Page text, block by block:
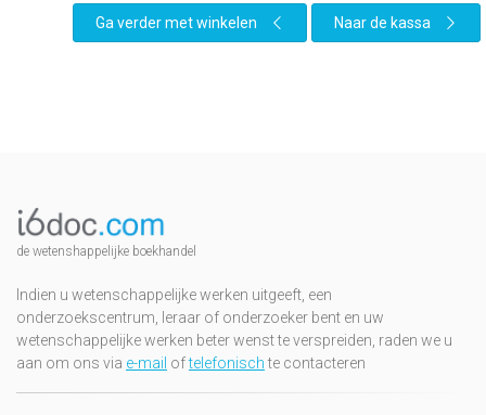
Ga verder met winkelen Naar de kassa
de wetenshappelijke boekhandel
Indien u wetenschappelijke werken uitgeeft, een
onderzoekscentrum, leraar of onderzoeker bent en uw
wetenschappelijke werken beter wenst te verspreiden, raden we u
aan om ons via e-mail oftelefonischte contacteren